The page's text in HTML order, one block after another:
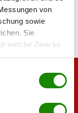
von
sowie
Sie
welche Zwecke
über die